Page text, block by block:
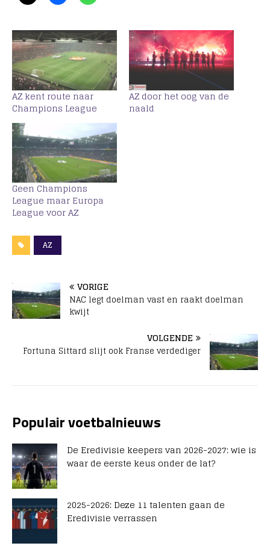
AZ kent route naar
Champions League
AZ door het oog van de
naald
Geen Champions
League maar Europa
League voor AZ
AZ
VORIGE
NAC legt doelman vast en raakt doelman
kwijt
VOLGENDE
Fortuna Sittard slijt ook Franse verdediger
Populair voetbalnieuws
De Eredivisie keepers van 2026-2027: wie is
waar de eerste keus onder de lat?
2025-2026: Deze 11 talenten gaan de
Eredivisie verrassen